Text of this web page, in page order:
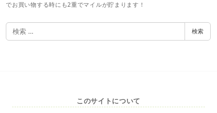
でお買い物する時にも2重でマイルが貯まります！
検
索
検索
このサイトについて